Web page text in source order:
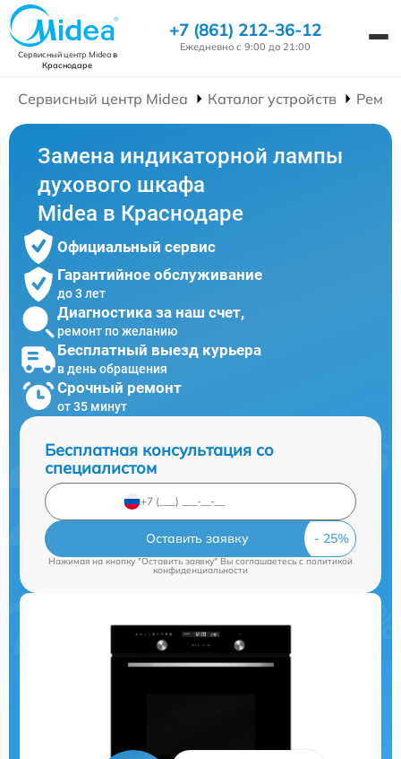
Сервисный центр Mideaв
Краснодаре
+7 (861) 212-36-12
Ежедневно с 9:00 до 21:00
Сервисный центр Midea Каталог устройств
Замена индикаторной лампы
духового шкафа
Midea в Краснодаре
Официальный сервис
Гарантийное обслуживание
до 3 лет
Диагностика за наш счет,
ремонт по желанию
Бесплатный выезд курьера
в день обращения
Срочный ремонт
от 35 минут
Бесплатная консультация со
специалистом
Оставить заявку
Нажимая на кнопку "Оставить заявку" Вы соглашаетесь cполитикой
конфиденциальности